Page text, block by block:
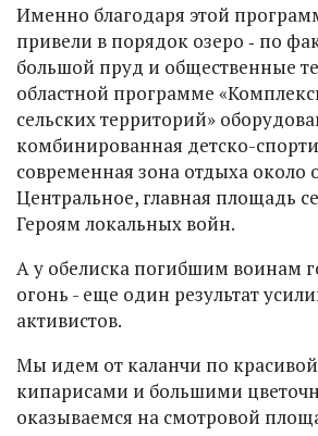
Именно благодаря этой
привели в порядок озеро ‑ по
большой пруд и общественные
областной программе
сельских территорий»
комбинированная детско-
современная зона отдыха около
Центральное, главная площадь
Героям локальных войн.
А у обелиска погибшим воинам
огонь - еще один результат
активистов.
Мы идем от каланчи по
кипарисами и большими
оказываемся на смотровой